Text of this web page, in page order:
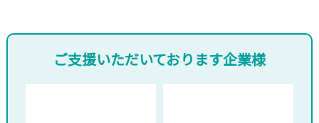
ご支援いただいております企業様